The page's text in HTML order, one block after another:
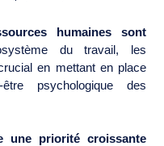
humaines sont
du travail, les
en mettant en place
psychologique des
une priorité croissante